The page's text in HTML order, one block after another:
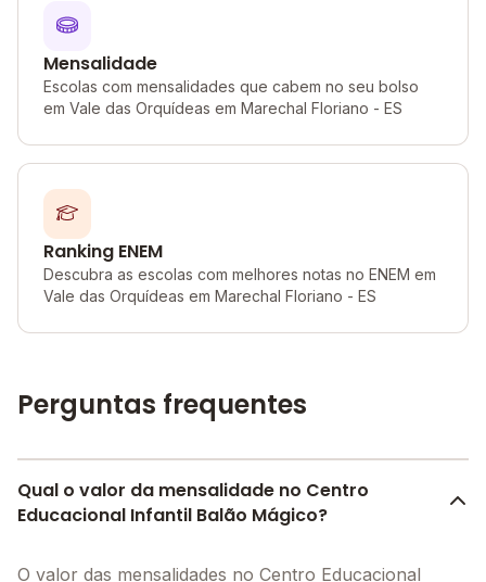
Mensalidade
Escolas com mensalidades que cabem no seu bolso
em Vale das Orquídeas em Marechal Floriano - ES
Ranking ENEM
Descubra as escolas com melhores notas no ENEM em
Vale das Orquídeas em Marechal Floriano - ES
Perguntas frequentes
Qual o valor da mensalidade no Centro
Educacional Infantil Balão Mágico?
O valor das mensalidades no Centro Educacional